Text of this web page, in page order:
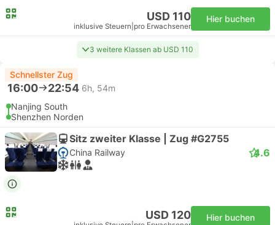
USD 110
inklusive Steuern pro Erwachsener
Hier buchen
3 weitere Klassen ab USD 110
Schnellster Zug
16:00 22:54 6h, 54m
Nanjing South
Shenzhen Norden
Sitz zweiter Klasse | Zug #G2755
China Railway 4.6
USD 120 Hier buchen